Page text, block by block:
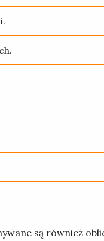
są również